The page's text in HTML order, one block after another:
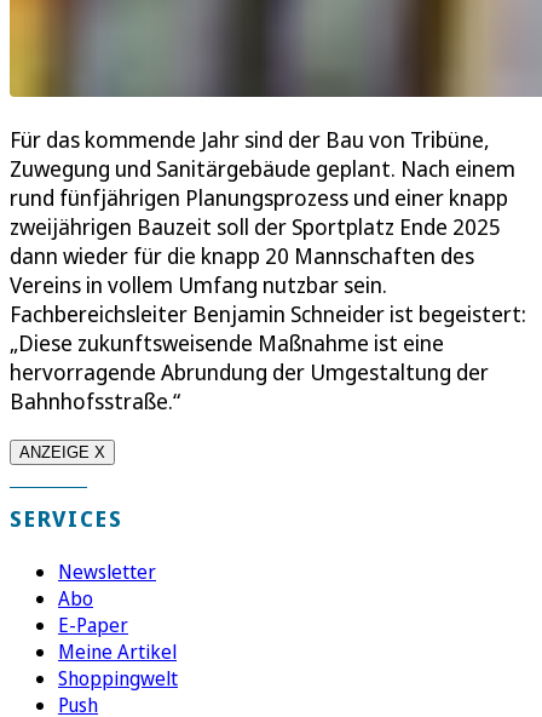
Für das kommende Jahr sind der Bau von Tribüne,
Zuwegung und Sanitärgebäude geplant. Nach einem
rund fünfjährigen Planungsprozess und einer knapp
zweijährigen Bauzeit soll der Sportplatz Ende 2025
dann wieder für die knapp 20 Mannschaften des
Vereins in vollem Umfang nutzbar sein.
Fachbereichsleiter Benjamin Schneider ist begeistert:
„Diese zukunftsweisende Maßnahme ist eine
hervorragende Abrundung der Umgestaltung der
Bahnhofsstraße.“
ANZEIGE X
SERVICES
Newsletter
Abo
E-Paper
Meine Artikel
Shoppingwelt
Push